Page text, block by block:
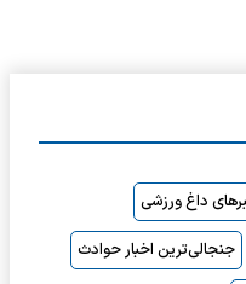
داغ ورزشی
جنجالی‌ترین اخبار حوادث